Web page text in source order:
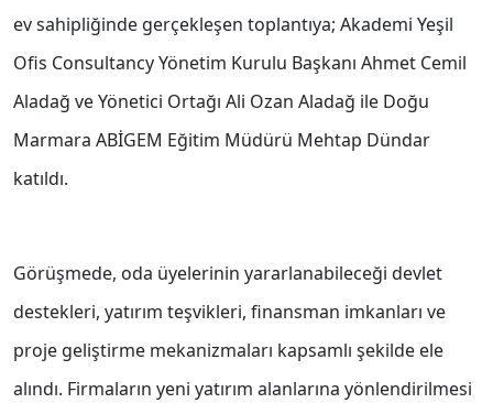
ev sahipliğinde gerçekleşen toplantıya; Akademi Yeşil
Ofis Consultancy Yönetim Kurulu Başkanı Ahmet Cemil
Aladağ ve Yönetici Ortağı Ali Ozan Aladağ ile Doğu
Marmara ABİGEM Eğitim Müdürü Mehtap Dündar
katıldı.
Görüşmede, oda üyelerinin yararlanabileceği devlet
destekleri, yatırım teşvikleri, finansman imkanları ve
proje geliştirme mekanizmaları kapsamlı şekilde ele
alındı. Firmaların yeni yatırım alanlarına yönlendirilmesi